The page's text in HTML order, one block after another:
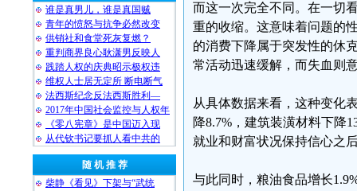
谁是真男儿，谁是真国贼
青年的愤怒与抗争必然改变
供销社和食堂死灰复燃？
重判商界良心耿潇男反映人
践踏人权的庆典昭示极权违
维权人士居无定所 断电断气
法西斯纪念反法西斯胜利—
2017年中国社会监控与人权年
《零八宪章》是中国迈入现
从代钦书记要抓人看中共的
随 机 推 荐
柴静《看见》下架与“武统
而这一次完全不同。在一切
重的收缩。这意味着问题的
的消费下降属于突发性的休
常活动迅速缓解，而失血则
从具体数据来看，这种变化
降8.7%，建筑装潢材料下降
就业和财富状况保持信心之
与此同时，粮油食品增长